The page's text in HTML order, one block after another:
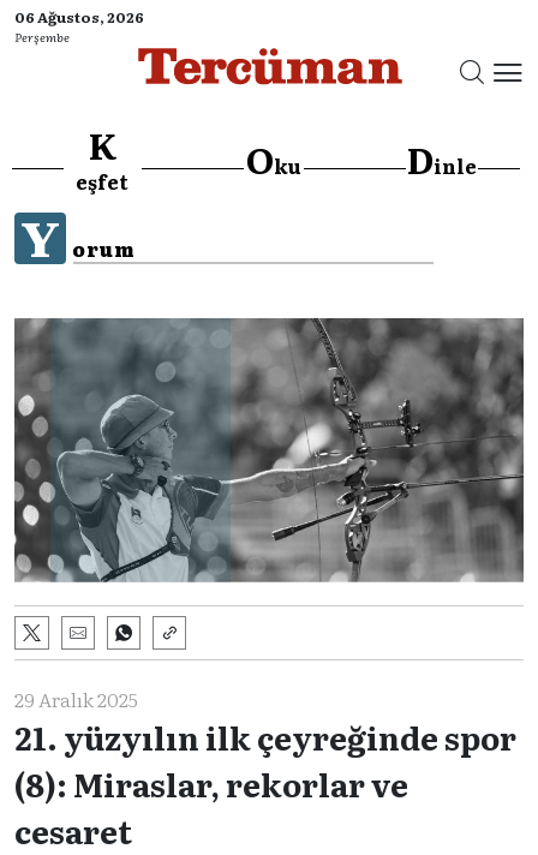
06 Ağustos, 2026
Perşembe
K
eşfet Oku Dinle
Y orum
29 Aralık 2025
21. yüzyılın ilk çeyreğinde spor
(8): Miraslar, rekorlar ve
cesaret